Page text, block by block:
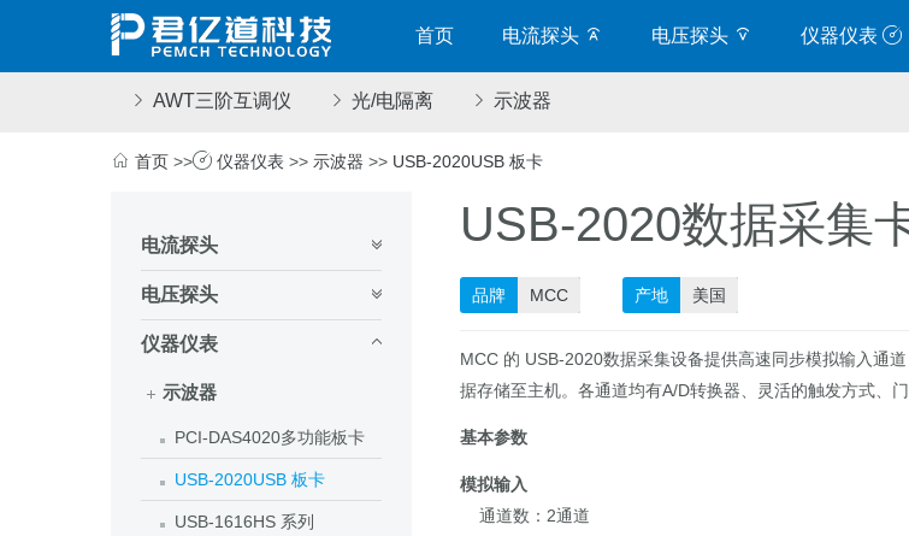
首页 电流探头 电压探头 仪器仪表
AWT三阶互调仪 光/电隔离 示波器
首页 >> 仪器仪表 >> 示波器 >> USB-2020USB 板卡
USB-2020数据采集
品牌 MCC 产地 美国
MCC 的 USB-2020数据采集设备提供高速同步模拟输入通
据存储至主机。各通道均有A/D转换器、灵活的触发方式、门
基本参数
模拟输入
通道数：2通道
电流探头
电压探头
仪器仪表
示波器
PCI-DAS4020多功能板卡
USB-2020USB 板卡
USB-1616HS 系列